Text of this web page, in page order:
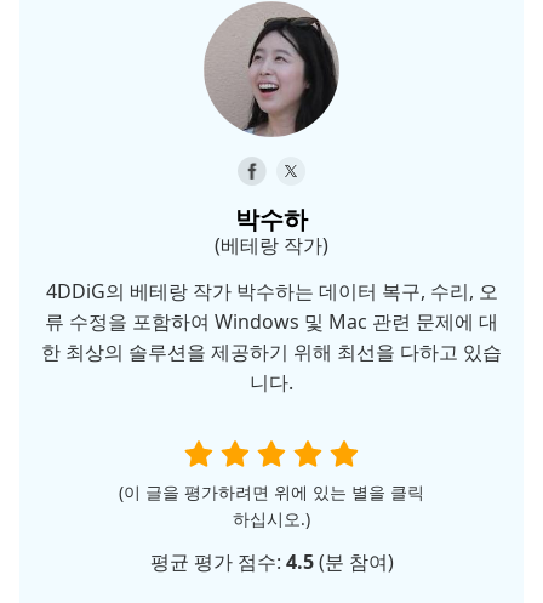
박수하
(베테랑 작가)
4DDiG의 베테랑 작가 박수하는 데이터 복구, 수리, 오
류 수정을 포함하여 Windows 및 Mac 관련 문제에 대
한 최상의 솔루션을 제공하기 위해 최선을 다하고 있습
니다.
(이 글을 평가하려면 위에 있는 별을 클릭
하십시오.)
평균 평가 점수: 4.5(분 참여)